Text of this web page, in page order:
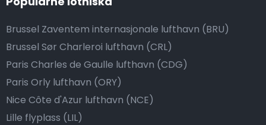
Brussel Zaventem internasjonale lufthavn (BRU)
Brussel Sør Charleroi lufthavn (CRL)
Paris Charles de Gaulle lufthavn (CDG)
Paris Orly lufthavn (ORY)
Nice Côte d'Azur lufthavn (NCE)
Lille flyplass (LIL)